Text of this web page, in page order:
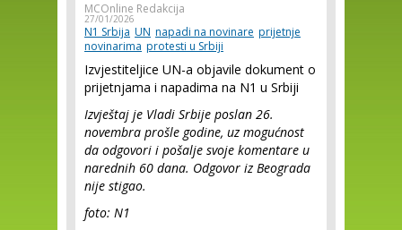
MCOnline Redakcija
27/01/2026
N1 Srbija UN napadi na novinare prijetnje
novinarima protesti u Srbiji
Izvjestiteljice UN-a objavile dokument o
prijetnjama i napadima na N1 u Srbiji
Izvještaj je Vladi Srbije poslan 26.
novembra prošle godine, uz mogućnost
da odgovori i pošalje svoje komentare u
narednih 60 dana. Odgovor iz Beograda
nije stigao.
foto: N1